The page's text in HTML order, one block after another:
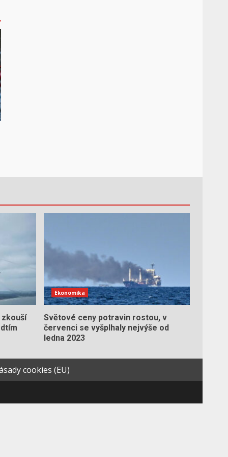
zkouší
Ekonomika
Světové ceny potravin rostou, v
červenci se vyšplhaly nejvýše od
ledna 2023
cookies (EU)